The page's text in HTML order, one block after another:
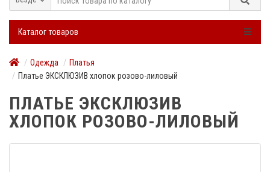
Каталог товаров
Одежда
Платья
Платье ЭКСКЛЮЗИВ хлопок розово-лиловый
ПЛАТЬЕ ЭКСКЛЮЗИВ
ХЛОПОК РОЗОВО-ЛИЛОВЫЙ